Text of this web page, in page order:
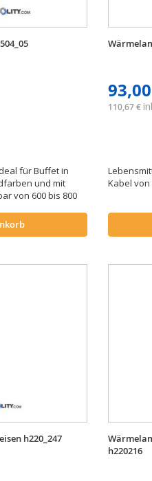
für Buffet in
und mit
von 600 bis 800
110,67 €
Kabel von
h220_247
h220216